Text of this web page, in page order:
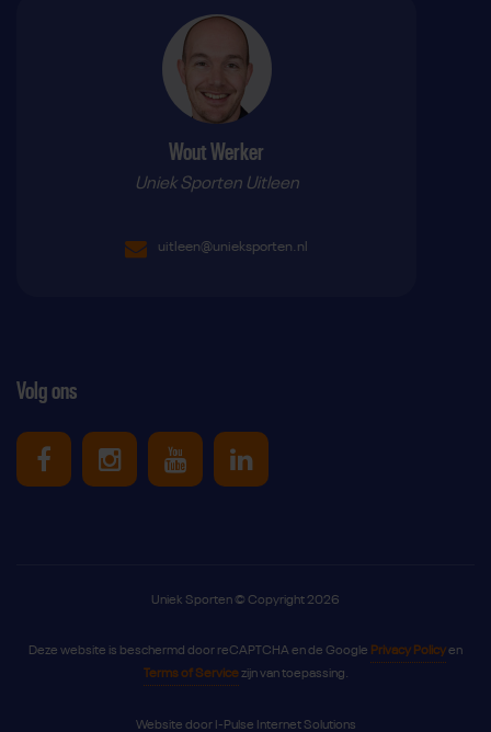
Volg ons
Uniek Sporten op Facebook
Uniek Sporten op Instagram
Uniek Sporten op Youtube
Uniek Sporten op
Wout Werker
Uniek Sporten Uitleen
uitleen@unieksporten.nl
Uniek Sporten © Copyright 2026
Deze website is beschermd door reCAPTCHA en de Google Privacy Policyen
Terms of Servicezijn van toepassing.
Website door I-Pulse Internet Solutions